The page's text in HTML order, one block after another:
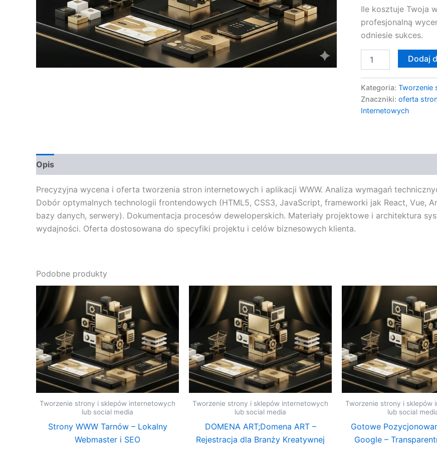
Ile kosztuje Twoja
profesjonalną
odniesie sukces.
Dodaj
Kategoria: Tworzenie
Znaczniki: oferta
Internetowych
Opis
Precyzyjna wycena i oferta tworzenia stron internetowych i aplikacji WWW. Analiza wymagań
Dobór optymalnych technologii frontendowych (HTML5, CSS3, JavaScript, frameworki jak React, Vue,
bazy danych, serwery). Dokumentacja procesów deweloperskich. Materiały projektowe i architektura
wydajności. Oferta dostosowana do specyfiki projektu i celów biznesowych klienta.
Podobne produkty
Tworzenie strony i sklepów internetowych
lub social media
Strony WWW Tarnów – Lokalny
Webmaster i SEO
Tworzenie strony i sklepów internetowych
lub social media
DOMENA ART;Domena ART –
Rejestracja dla Branży Kreatywnej
Tworzenie strony i sklepów
lub social
Gotowe
Google –